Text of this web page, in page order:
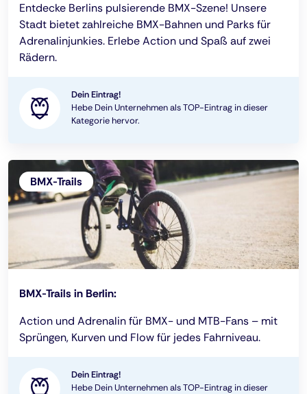
Entdecke Berlins pulsierende BMX-Szene! Unsere
Stadt bietet zahlreiche BMX-Bahnen und Parks für
Adrenalinjunkies. Erlebe Action und Spaß auf zwei
Rädern.
Dein Eintrag!
Hebe Dein Unternehmen als TOP-Eintrag in dieser
Kategorie hervor.
BMX-Trails
BMX-Trails in Berlin:
Action und Adrenalin für BMX- und MTB-Fans – mit
Sprüngen, Kurven und Flow für jedes Fahrniveau.
Dein Eintrag!
Hebe Dein Unternehmen als TOP-Eintrag in dieser